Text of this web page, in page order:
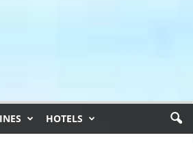
HOTELS